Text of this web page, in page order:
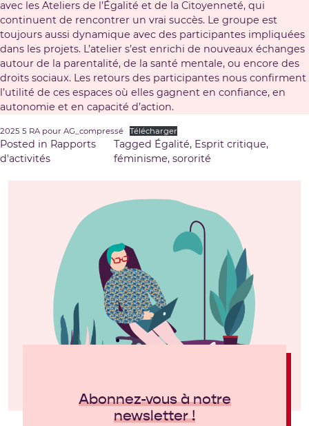
avec les Ateliers de l’Égalité et de la Citoyenneté, qui
continuent de rencontrer un vrai succès. Le groupe est
toujours aussi dynamique avec des participantes impliquées
dans les projets. L’atelier s’est enrichi de nouveaux échanges
autour de la parentalité, de la santé mentale, ou encore des
droits sociaux. Les retours des participantes nous confirment
l’utilité de ces espaces où elles gagnent en confiance, en
autonomie et en capacité d’action.
2025 5 RA pour AG_compressé Télécharger
Posted in Rapports
d'activités
Tagged Égalité, Esprit critique,
féminisme,sororité
Abonnez-vous à notre
newsletter !